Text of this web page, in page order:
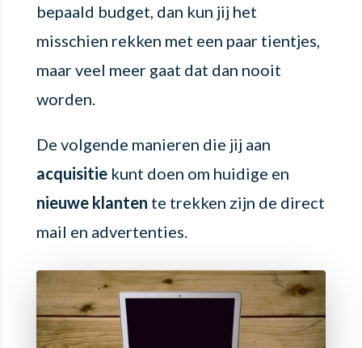
bepaald budget, dan kun jij het
misschien rekken met een paar tientjes,
maar veel meer gaat dat dan nooit
worden.
De volgende manieren die jij aan
acquisitiekunt doen om huidige en
nieuwe klanten te trekken zijn de direct
mail en advertenties.